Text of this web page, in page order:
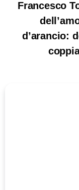
Francesco
d’arancio: